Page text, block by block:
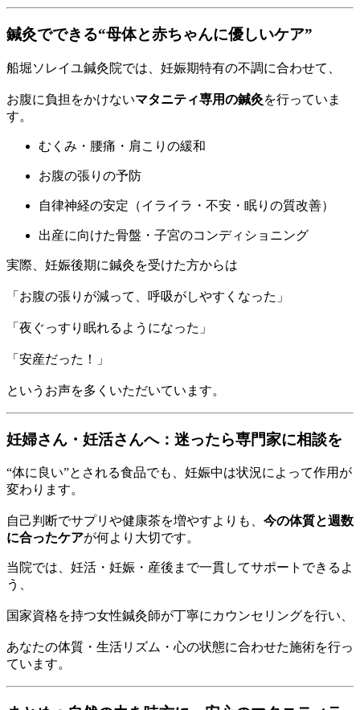
鍼灸でできる“母体と赤ちゃんに優しいケア”
船堀ソレイユ鍼灸院では、妊娠期特有の不調に合わせて、
お腹に負担をかけないマタニティ専用の鍼灸を行っていま
す。
むくみ・腰痛・肩こりの緩和
お腹の張りの予防
自律神経の安定（イライラ・不安・眠りの質改善）
出産に向けた骨盤・子宮のコンディショニング
実際、妊娠後期に鍼灸を受けた方からは
「お腹の張りが減って、呼吸がしやすくなった」
「夜ぐっすり眠れるようになった」
「安産だった！」
というお声を多くいただいています。
妊婦さん・妊活さんへ：迷ったら専門家に相談を
“体に良い”とされる食品でも、妊娠中は状況によって作用が
変わります。
自己判断でサプリや健康茶を増やすよりも、 今の体質と週数
に合ったケアが何より大切です。
当院では、妊活・妊娠・産後まで一貫してサポートできるよ
う、
国家資格を持つ女性鍼灸師が丁寧にカウンセリングを行い、
あなたの体質・生活リズム・心の状態に合わせた施術を行っ
ています。